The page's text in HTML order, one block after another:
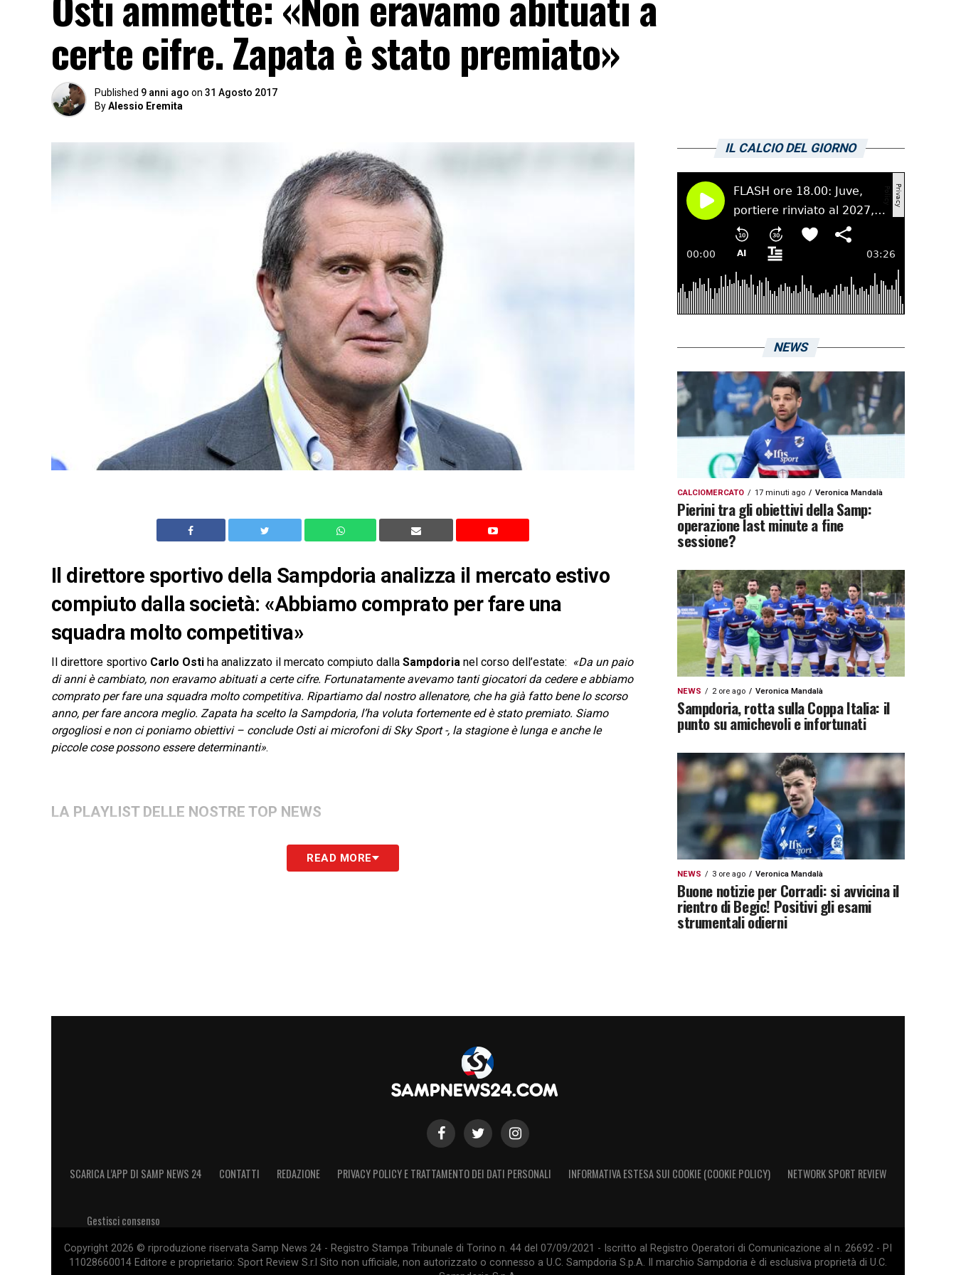
certe cifre. Zapata è stato premiato»
Published 9 anni ago on 31 Agosto 2017
ByAlessio Eremita
Il direttore sportivo della Sampdoria analizza il mercato estivo
compiuto dalla società: «Abbiamo comprato per fare una
squadra molto competitiva»
Il direttore sportivo Carlo Osti ha analizzato il mercato compiuto dalla Sampdoria nel corso dell’estate: «Da un paio
di anni è cambiato, non eravamo abituati a certe cifre. Fortunatamente avevamo tanti giocatori da cedere e abbiamo
comprato per fare una squadra molto competitiva. Ripartiamo dal nostro allenatore, che ha già fatto bene lo scorso
anno, per fare ancora meglio. Zapata ha scelto la Sampdoria, l’ha voluta fortemente ed è stato premiato. Siamo
orgogliosi e non ci poniamo obiettivi – conclude Osti ai microfoni di Sky Sport -, la stagione è lunga e anche le
piccole cose possono essere determinanti».
LA PLAYLIST DELLE NOSTRE TOP NEWS
READ MORE
IL CALCIO DEL GIORNO
NEWS
CALCIOMERCATO 17 minuti ago Veronica Mandalà
Pierini tra gli obiettivi della Samp:
operazione last minute a fine
sessione?
NEWS 2 ore ago Veronica Mandalà
Sampdoria, rotta sulla Coppa Italia: il
punto su amichevoli e infortunati
NEWS 3 ore ago Veronica Mandalà
Buone notizie per Corradi: si avvicina il
rientro di Begic! Positivi gli esami
strumentali odierni
SCARICA L’APP DI SAMP NEWS 24 CONTATTI REDAZIONE PRIVACY POLICY E TRATTAMENTO DEI DATI PERSONALI INFORMATIVA ESTESA SUI COOKIE (COOKIE POLICY) NETWORK SPORT REVIEW
Gestisci consenso
Copyright 2026 © riproduzione riservata Samp News 24 - Registro Stampa Tribunale di Torino n. 44 del 07/09/2021 - Iscritto al Registro Operatori di Comunicazione al n. 26692 - PI
11028660014 Editore e proprietario: Sport Review S.r.l Sito non ufficiale, non autorizzato o connesso a U.C. Sampdoria S.p.A. Il marchio Sampdoria è di esclusiva proprietà di U.C.